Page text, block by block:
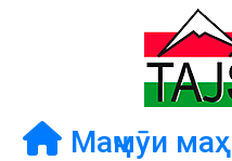
Маҷмӯи